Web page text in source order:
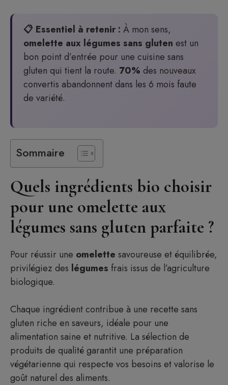
📋 Essentiel à retenir : À mon sens,
omelette aux légumes sans gluten est un
bon point d’entrée pour une cuisine sans
gluten qui tient la route. 70% des nouveaux
convertis abandonnent dans les 6 mois faute
de variété.
Sommaire
Quels ingrédients bio choisir
pour une omelette aux
légumes sans gluten parfaite ?
Pour réussir une omelette savoureuse et équilibrée,
privilégiez des légumes frais issus de l’agriculture
biologique.
Chaque ingrédient contribue à une recette sans
gluten riche en saveurs, idéale pour une
alimentation saine et nutritive. La sélection de
produits de qualité garantit une préparation
végétarienne qui respecte vos besoins et valorise le
goût naturel des aliments.